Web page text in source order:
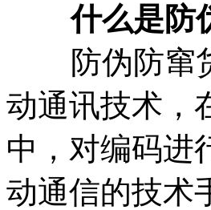
什么是防
防伪防窜货
动通讯技术，
中，对编码进
动通信的技术